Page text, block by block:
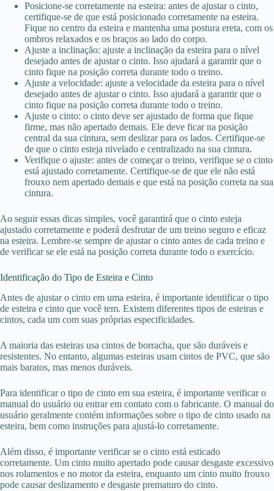
Posicione-se corretamente na esteira: antes de ajustar o cinto,
certifique-se de que está posicionado corretamente na esteira.
Fique no centro da esteira e mantenha uma postura ereta, com os
ombros relaxados e os braços ao lado do corpo.
Ajuste a inclinação: ajuste a inclinação da esteira para o nível
desejado antes de ajustar o cinto. Isso ajudará a garantir que o
cinto fique na posição correta durante todo o treino.
Ajuste a velocidade: ajuste a velocidade da esteira para o nível
desejado antes de ajustar o cinto. Isso ajudará a garantir que o
cinto fique na posição correta durante todo o treino.
Ajuste o cinto: o cinto deve ser ajustado de forma que fique
firme, mas não apertado demais. Ele deve ficar na posição
central da sua cintura, sem deslizar para os lados. Certifique-se
de que o cinto esteja nivelado e centralizado na sua cintura.
Verifique o ajuste: antes de começar o treino, verifique se o cinto
está ajustado corretamente. Certifique-se de que ele não está
frouxo nem apertado demais e que está na posição correta na sua
cintura.
Ao seguir essas dicas simples, você garantirá que o cinto esteja
ajustado corretamente e poderá desfrutar de um treino seguro e eficaz
na esteira. Lembre-se sempre de ajustar o cinto antes de cada treino e
de verificar se ele está na posição correta durante todo o exercício.
Identificação do Tipo de Esteira e Cinto
Antes de ajustar o cinto em uma esteira, é importante identificar o tipo
de esteira e cinto que você tem. Existem diferentes tipos de esteiras e
cintos, cada um com suas próprias especificidades.
A maioria das esteiras usa cintos de borracha, que são duráveis e
resistentes. No entanto, algumas esteiras usam cintos de PVC, que são
mais baratos, mas menos duráveis.
Para identificar o tipo de cinto em sua esteira, é importante verificar o
manual do usuário ou entrar em contato com o fabricante. O manual do
usuário geralmente contém informações sobre o tipo de cinto usado na
esteira, bem como instruções para ajustá-lo corretamente.
Além disso, é importante verificar se o cinto está esticado
corretamente. Um cinto muito apertado pode causar desgaste excessivo
nos rolamentos e no motor da esteira, enquanto um cinto muito frouxo
pode causar deslizamento e desgaste prematuro do cinto.